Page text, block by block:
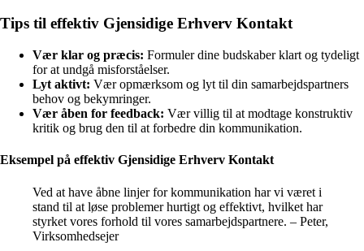
Tips til effektiv Gjensidige Erhverv Kontakt
Vær klar og præcis: Formuler dine budskaber klart og tydeligt
for at undgå misforståelser.
Lyt aktivt: Vær opmærksom og lyt til din samarbejdspartners
behov og bekymringer.
Vær åben for feedback: Vær villig til at modtage konstruktiv
kritik og brug den til at forbedre din kommunikation.
Eksempel på effektiv Gjensidige Erhverv Kontakt
Ved at have åbne linjer for kommunikation har vi været i
stand til at løse problemer hurtigt og effektivt, hvilket har
styrket vores forhold til vores samarbejdspartnere. – Peter,
Virksomhedsejer